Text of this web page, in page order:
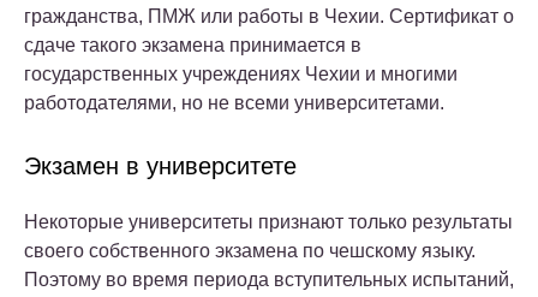
гражданства, ПМЖ или работы в Чехии. Сертификат о
сдаче такого экзамена принимается в
государственных учреждениях Чехии и многими
работодателями, но не всеми университетами.
Экзамен в университете
Некоторые университеты признают только результаты
своего собственного экзамена по чешскому языку.
Поэтому во время периода вступительных испытаний,